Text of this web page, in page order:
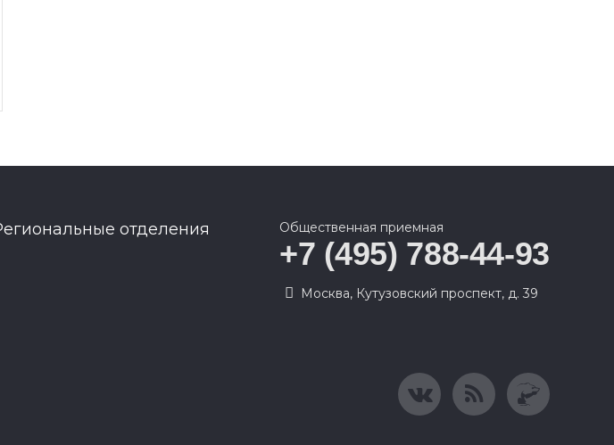
отделения Общественная приемная
+7 (495) 788-44-93
Москва, Кутузовский проспект, д. 39